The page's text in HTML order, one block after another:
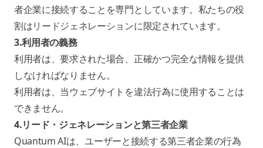
者企業に接続することを専門としています。私たちの役
割はリードジェネレーションに限定されています。
3.利用者の義務
利用者は、要求された場合、正確かつ完全な情報を提供
しなければなりません。
利用者は、当ウェブサイトを違法行為に使用することは
できません。
4.リード・ジェネレーションと第三者企業
Quantum AIは、ユーザーと接続する第三者企業の行為